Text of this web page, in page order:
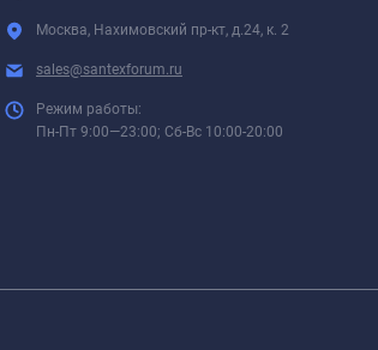
Москва, Нахимовский пр-кт, д.24, к. 2
sales@santexforum.ru
Режим работы:
Пн-Пт 9:00—23:00; Сб-Вс 10:00-20:00